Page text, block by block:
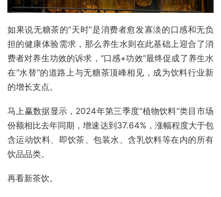
如果说无糖茶的“天时”是消费者愈发寡淡的口感和无负
担的健康体验需求，那么养生水则在此基础上迎合了消
费者对养生功效的诉求，“口感+功效”最终促成了养生水
在“水替”的道路上与无糖茶顶峰相见，成为饮料行业新
的增长支点。
马上赢数据显示，2024年第三季度“植物饮料”类目市场
份额相比去年同期，增速达到37.64%，涨幅程度大于包
含运动饮料、即饮茶、包装水、含乳饮料等在内的所有
饮品品类。
再看新茶饮。